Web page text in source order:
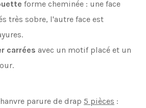
forme cheminée : une face
très sobre, l'autre face est
carrées avec un motif placé et un
parure de drap 5 pièces :